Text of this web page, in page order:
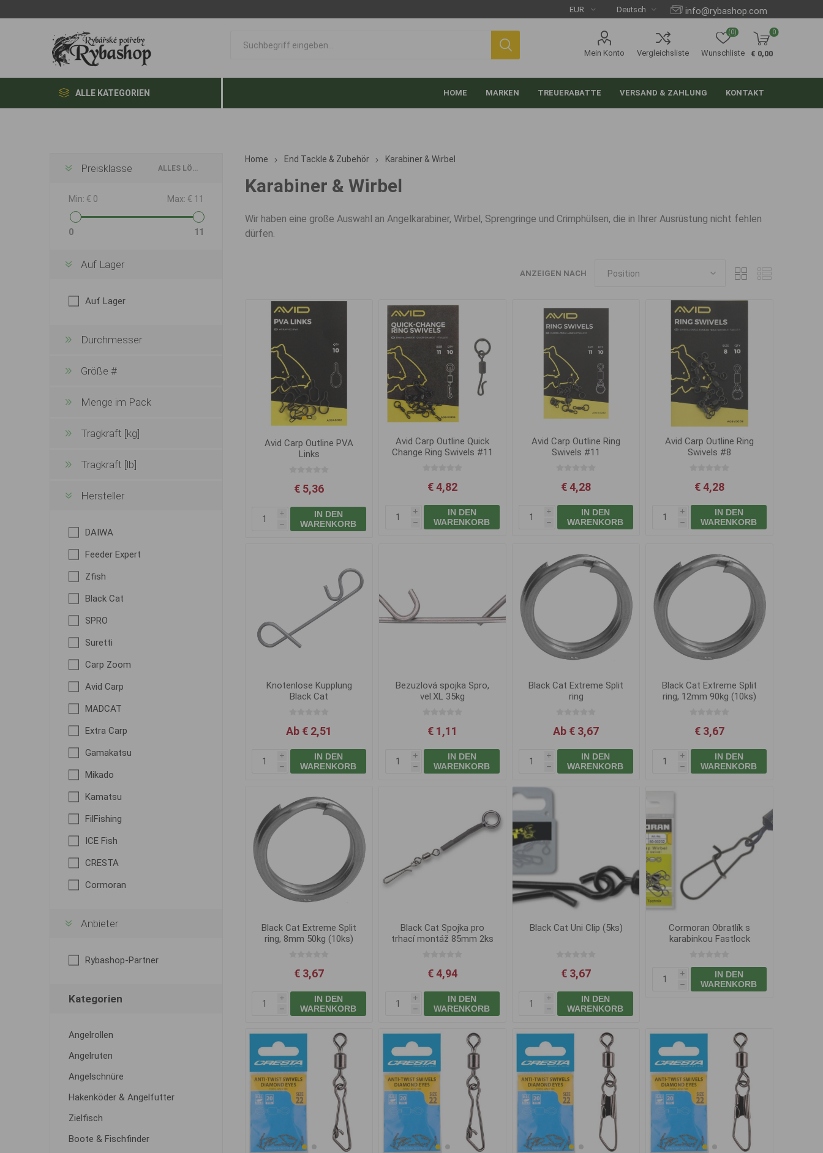
info@rybashop.com
Mein Konto Vergleichsliste Wunschliste
(0) 0
€ 0,00
ALLE KATEGORIEN HOME MARKEN TREUERABATTE VERSAND & ZAHLUNG KONTAKT
Home End Tackle & Zubehör Karabiner & Wirbel
Karabiner & Wirbel
Wir haben eine große Auswahl an Angelkarabiner, Wirbel, Sprengringe und Crimphülsen, die in Ihrer Ausrüstung nicht fehlen
dürfen.
ANZEIGEN NACH
Avid Carp Outline PVA
Links
€ 5,36
i
h
IN DEN
WARENKORB
Avid Carp Outline Quick
Change Ring Swivels #11
€ 4,82
i
h
IN DEN
WARENKORB
Avid Carp Outline Ring
Swivels #11
€ 4,28
i
h
IN DEN
WARENKORB
Avid Carp Outline Ring
Swivels #8
€ 4,28
i
h
IN DEN
WARENKORB
Knotenlose Kupplung
Black Cat
Ab € 2,51
i
h
IN DEN
WARENKORB
Bezuzlová spojka Spro,
vel.XL 35kg
€ 1,11
i
h
IN DEN
WARENKORB
Black Cat Extreme Split
ring
Ab € 3,67
i
h
IN DEN
WARENKORB
Black Cat Extreme Split
ring, 12mm 90kg (10ks)
€ 3,67
i
h
IN DEN
WARENKORB
Black Cat Extreme Split
ring, 8mm 50kg (10ks)
€ 3,67
i
h
IN DEN
WARENKORB
Black Cat Spojka pro
trhací montáž 85mm 2ks
€ 4,94
i
h
IN DEN
WARENKORB
Black Cat Uni Clip (5ks)
€ 3,67
i
h
IN DEN
WARENKORB
Cormoran Obratlík s
karabinkou Fastlock
i
h
IN DEN
WARENKORB
ALLES LÖSCHEN
Preisklasse
Min: € 0 Max: € 11
0 11
Auf Lager
Auf Lager
Durchmesser
Größe #
Menge im Pack
Tragkraft [kg]
Tragkraft [lb]
Hersteller
DAIWA
Feeder Expert
Zfish
Black Cat
SPRO
Suretti
Carp Zoom
Avid Carp
MADCAT
Extra Carp
Gamakatsu
Mikado
Kamatsu
FilFishing
ICE Fish
CRESTA
Cormoran
Anbieter
Rybashop-Partner
Kategorien
Angelrollen
Angelruten
Angelschnüre
Hakenköder & Angelfutter
Zielfisch
Boote & Fischfinder